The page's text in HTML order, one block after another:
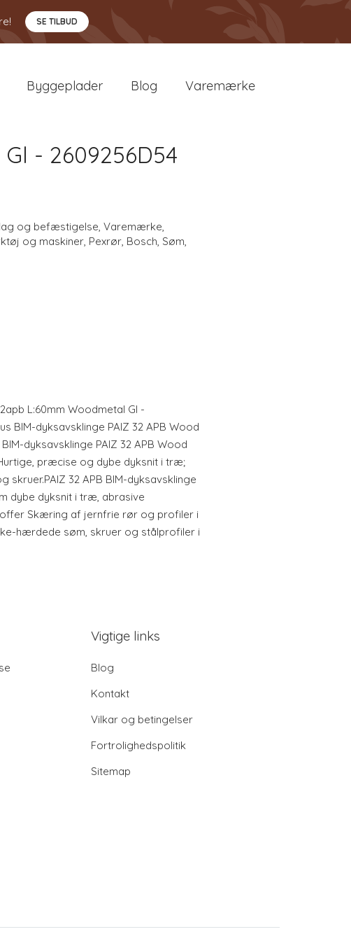
SE TILBUD
Byggeplader Blog Varemærke
- 2609256D54
og befæstigelse, Varemærke,
og maskiner, Pexrør, Bosch, Søm,
L:60mm Woodmetal Gl -
BIM-dyksavsklinge PAIZ 32 APB Wood
dyksavsklinge PAIZ 32 APB Wood
præcise og dybe dyksnit i træ;
32 APB BIM-dyksavsklinge
dybe dyksnit i træ, abrasive
Skæring af jernfrie rør og profiler i
hærdede søm, skruer og stålprofiler i
Vigtige links
Blog
Kontakt
Vilkar og betingelser
Fortrolighedspolitik
Sitemap